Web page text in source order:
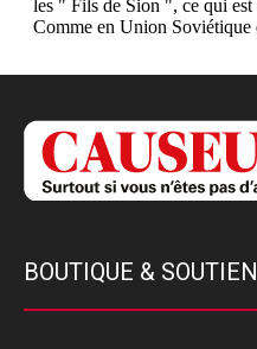
BOUTIQUE & SOUTIEN